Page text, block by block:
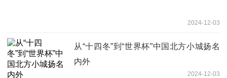
2024-12-03
从“十四冬”到“世界杯”中国北方小城扬名
内外
2024-12-03